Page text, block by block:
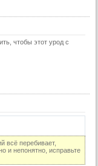
чтобы этот урод с
всё перебивает,
и непонятно, исправьте